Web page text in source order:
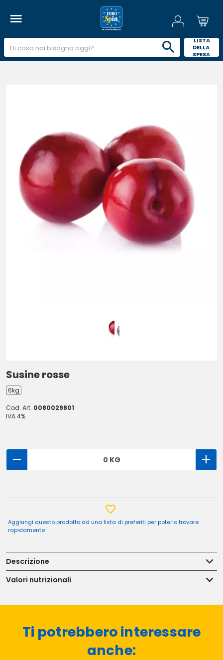
LISTA
DELLA
SPESA
Susine rosse
6kg
Cod. Art. 0080029801
IVA 4%
0 KG
Aggiungi questo prodotto ad una lista di preferiti per poterlo trovare
rapidamente
Descrizione
Valori nutrizionali
Ti potrebbero interessare
anche: